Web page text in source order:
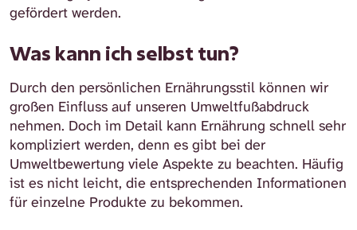
gefördert werden.
Was kann ich selbst tun?
Durch den persönlichen Ernährungsstil können wir
großen Einfluss auf unseren Umweltfußabdruck
nehmen. Doch im Detail kann Ernährung schnell sehr
kompliziert werden, denn es gibt bei der
Umweltbewertung viele Aspekte zu beachten. Häufig
ist es nicht leicht, die entsprechenden Informationen
für einzelne Produkte zu bekommen.